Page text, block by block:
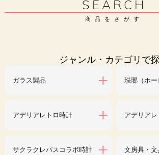
SEARCH
商品をさがす
ジャンル・カテゴリで
ガラス製品 琺瑯（ホ
アデリアレトロ時計 アデリア
サクラクレパスコラボ時計 文房具・